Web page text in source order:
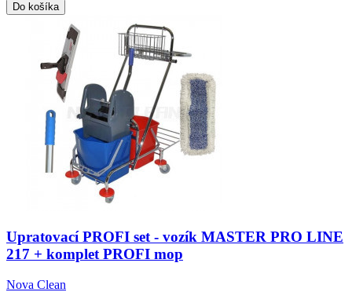
Do košíka
Upratovací PROFI set - vozík MASTER PRO LINE
217 + komplet PROFI mop
Nova Clean